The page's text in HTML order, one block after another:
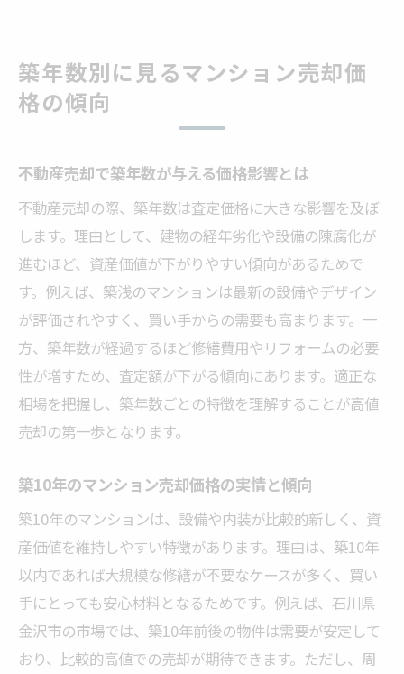
築年数別に見るマンション売却価
格の傾向
不動産売却で築年数が与える価格影響とは
不動産売却の際、築年数は査定価格に大きな影響を及ぼ
します。理由として、建物の経年劣化や設備の陳腐化が
進むほど、資産価値が下がりやすい傾向があるためで
す。例えば、築浅のマンションは最新の設備やデザイン
が評価されやすく、買い手からの需要も高まります。一
方、築年数が経過するほど修繕費用やリフォームの必要
性が増すため、査定額が下がる傾向にあります。適正な
相場を把握し、築年数ごとの特徴を理解することが高値
売却の第一歩となります。
築10年のマンション売却価格の実情と傾向
築10年のマンションは、設備や内装が比較的新しく、資
産価値を維持しやすい特徴があります。理由は、築10年
以内であれば大規模な修繕が不要なケースが多く、買い
手にとっても安心材料となるためです。例えば、石川県
金沢市の市場では、築10年前後の物件は需要が安定して
おり、比較的高値での売却が期待できます。ただし、周